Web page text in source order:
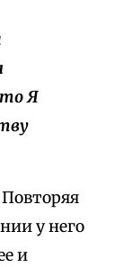
Я
Повторяя
у него
и